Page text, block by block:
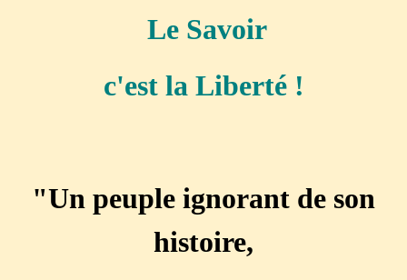
Le Savoir
c'est la Liberté !
"Un peuple ignorant de son
histoire,